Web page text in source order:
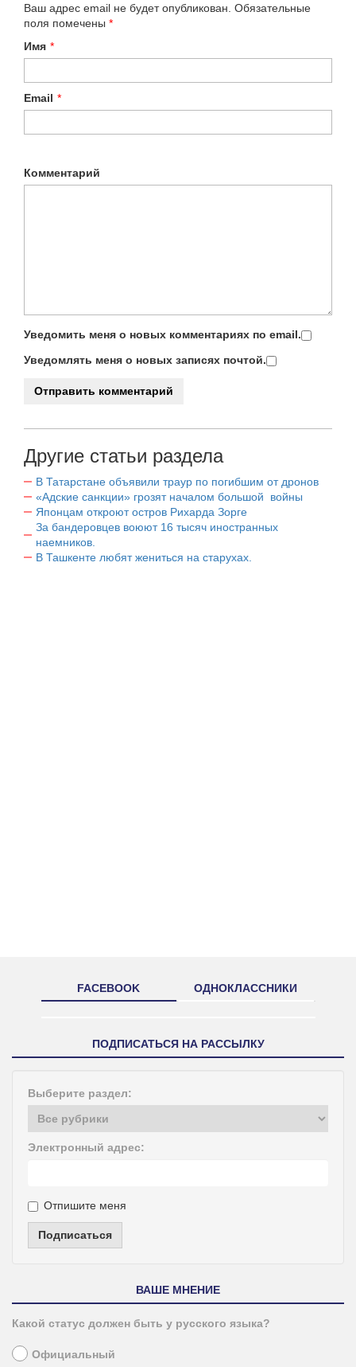
Ваш адрес email не будет опубликован. Обязательные
поля помечены *
Имя *
Email *
Комментарий
Уведомить меня о новых комментариях по email.
Уведомлять меня о новых записях почтой.
Другие статьи раздела
В Татарстане объявили траур по погибшим от дронов
«Адские санкции» грозят началом большой войны
Японцам откроют остров Рихарда Зорге
За бандеровцев воюют 16 тысяч иностранных
наемников.
В Ташкенте любят жениться на старухах.
FACEBOOK ОДНОКЛАССНИКИ
ПОДПИСАТЬСЯ НА РАССЫЛКУ
Выберите раздел:
Электронный адрес:
Отпишите меня
Подписаться
ВАШЕ МНЕНИЕ
Какой статус должен быть у русского языка?
Официальный